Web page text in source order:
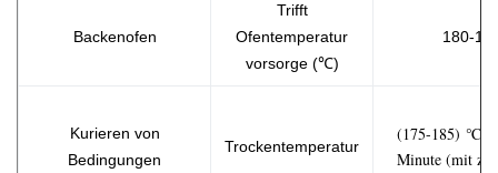
Backenofen
Trifft
Ofentemperatur
vorsorge (℃)
180-
Kurieren von
Bedingungen
Trockentemperatur
(175-185) ℃ ×
Minute (mit